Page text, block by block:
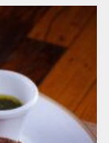
Teriyaki,
Tomate